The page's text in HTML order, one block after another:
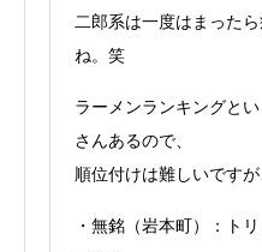
二郎系は一度はまった
ね。笑
ラーメンランキングと
さんあるので、
順位付けは難しいです
・無銘（岩本町）：ト